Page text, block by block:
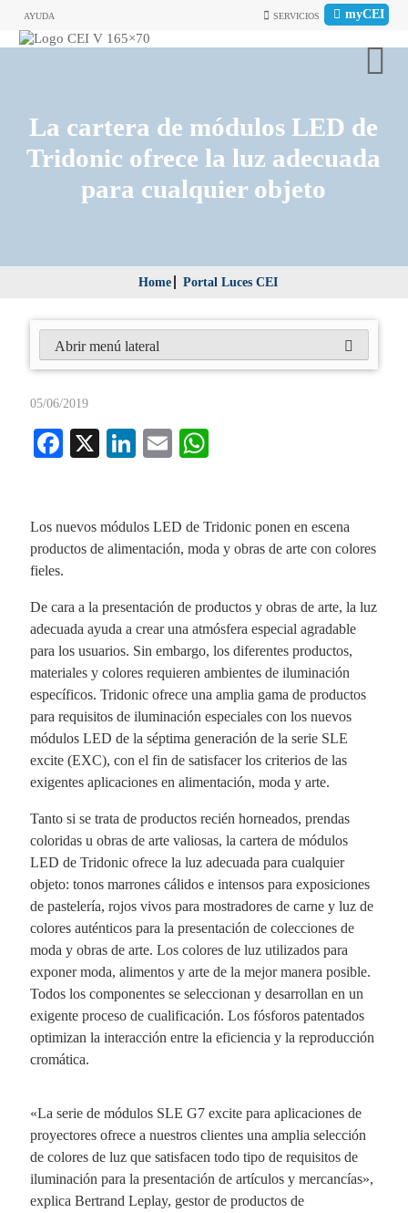
AYUDA myCEI
SERVICIOS
La cartera de módulos LED de
Tridonic ofrece la luz adecuada
para cualquier objeto
Home Portal Luces CEI
05/06/2019
Fa
ok
X
Li
In
E
A
pp
Los nuevos módulos LED de Tridonic ponen en escena
productos de alimentación, moda y obras de arte con colores
fieles.
De cara a la presentación de productos y obras de arte, la luz
adecuada ayuda a crear una atmósfera especial agradable
para los usuarios. Sin embargo, los diferentes productos,
materiales y colores requieren ambientes de iluminación
específicos. Tridonic ofrece una amplia gama de productos
para requisitos de iluminación especiales con los nuevos
módulos LED de la séptima generación de la serie SLE
excite (EXC), con el fin de satisfacer los criterios de las
exigentes aplicaciones en alimentación, moda y arte.
Tanto si se trata de productos recién horneados, prendas
coloridas u obras de arte valiosas, la cartera de módulos
LED de Tridonic ofrece la luz adecuada para cualquier
objeto: tonos marrones cálidos e intensos para exposiciones
de pastelería, rojos vivos para mostradores de carne y luz de
colores auténticos para la presentación de colecciones de
moda y obras de arte. Los colores de luz utilizados para
exponer moda, alimentos y arte de la mejor manera posible.
Todos los componentes se seleccionan y desarrollan en un
exigente proceso de cualificación. Los fósforos patentados
optimizan la interacción entre la eficiencia y la reproducción
cromática.
«La serie de módulos SLE G7 excite para aplicaciones de
proyectores ofrece a nuestros clientes una amplia selección
de colores de luz que satisfacen todo tipo de requisitos de
iluminación para la presentación de artículos y mercancías»,
explica Bertrand Leplay, gestor de productos de
Abrir menú lateral